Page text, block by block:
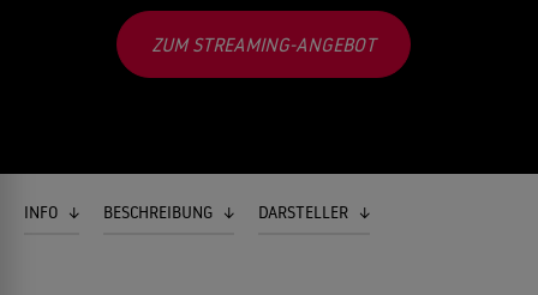
ZUM STREAMING-ANGEBOT
INFO BESCHREIBUNG DARSTELLER